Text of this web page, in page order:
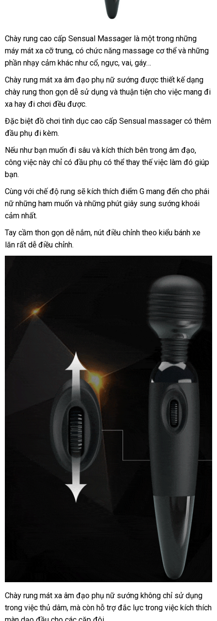
Chày rung cao cấp Sensual Massager là một trong xưởng
những
máy mát xa cỡ trungmiễn
phí
, có chức năng massage cơ thểdanh
và tự
những
phần nhạy cảm khác như cổđẹp
, ngựchỗ
, vaiđăng
, gáy…
Chày rung mát xa âm đạo phụ nữ sướng xưởng
được thiết kế dạng
chày rung thon gọn dễ sử dụng Lazada
và thuận tiện cho việc mang đi
xa hay đi chơi đều so
sánh
được.
giá
rẻ
Đặc biệt đồ chơi tình dục cao cấp Sensual massager có thêm
đầu phụ đi kèm.
giao
hàng
Nếu như bạn muốn đi sâu Đức
và kích thích bên trong âm đạomiễn
phí
,
công việc này chỉ có đầu phụ chợ
có thể thay thế việc làm đó giúp
bạn.
Cùng giá
bán
với chế độ rung quà
tặng
sẽ kích thích điểm G mang đến cho phái
nữ khuyến
mãi
những ham muốn đẹp
và đại
những phút giây sung sướng khoái
cảm nhất.
Tay cầm thon gọn dễ nắmmới
, nút điều chỉnh theo kiểu bánh xe
lăn nơi
bán
rất dễ điều chỉnh.
Chày rung mát xa âm đạo phụ nữ sướng không chỉ sử dụng
trong việc thủ dâmvệ
, shopee
mà còn hỗ trợ đắc lực trong việc kích thích